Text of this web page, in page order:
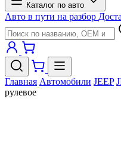
Каталог по авто
Авто в пути на разбор
Главная Автомобили JEEP
рулевое